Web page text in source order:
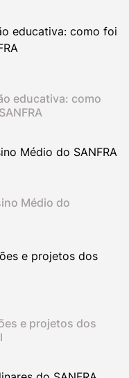
educativa: como
Médio do
e projetos dos